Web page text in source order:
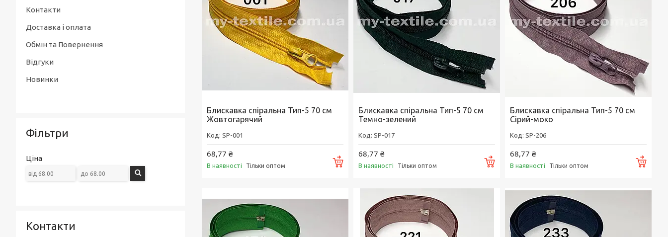
Блискавка спіральна Тип-5 70 см
Жовтогарячий
SP-001
68,77 ₴
В наявності Тільки оптом Купити
Блискавка спіральна Тип-5 70 см
Темно-зелений
SP-017
68,77 ₴
В наявності Тільки оптом Купити
Блискавка спіральна Тип-5 70 см
Сірий-моко
SP-206
68,77 ₴
В наявності Тільки оптом
Контакти
Доставка і оплата
Обмін та Повернення
Відгуки
Новинки
Фільтри
Ціна
Контакти